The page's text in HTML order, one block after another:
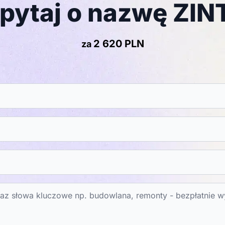
o nazwę
za 2 620 PLN